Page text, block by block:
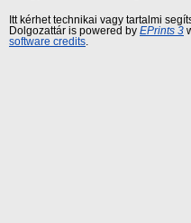
Itt kérhet technikai vagy tartalmi
Dolgozattár is powered by EPrints 3
software credits